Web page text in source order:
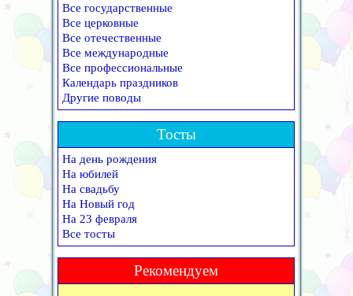
Все государственные
Все церковные
Все отечественные
Все международные
Все профессиональные
Календарь праздников
Другие поводы
Тосты
На день рождения
На юбилей
На свадьбу
На Новый год
На 23 февраля
Все тосты
Рекомендуем